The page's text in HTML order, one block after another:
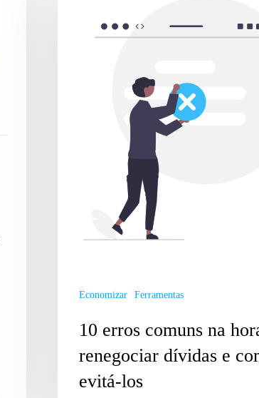
Economizar Ferramentas
10 erros comuns na
renegociar dívidas e
evitá-los